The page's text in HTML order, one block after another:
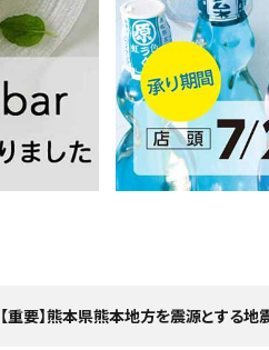
【重要】熊本県熊本地方を震源とする